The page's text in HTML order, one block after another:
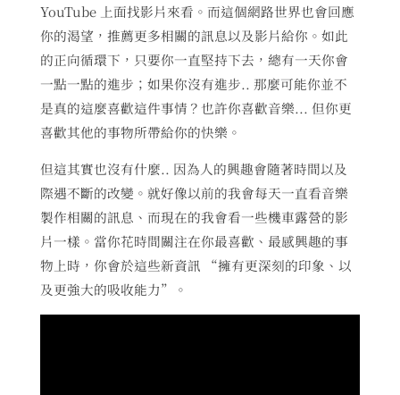
YouTube 上面找影片來看。而這個網路世界也會回應
你的渴望，推薦更多相關的訊息以及影片給你。如此
的正向循環下，只要你一直堅持下去，總有一天你會
一點一點的進步；如果你沒有進步.. 那麼可能你並不
是真的這麼喜歡這件事情？也許你喜歡音樂... 但你更
喜歡其他的事物所帶給你的快樂。
但這其實也沒有什麼.. 因為人的興趣會隨著時間以及
際遇不斷的改變。就好像以前的我會每天一直看音樂
製作相關的訊息、而現在的我會看一些機車露營的影
片一樣。當你花時間關注在你最喜歡、最感興趣的事
物上時，你會於這些新資訊 “擁有更深刻的印象、以
及更強大的吸收能力”。